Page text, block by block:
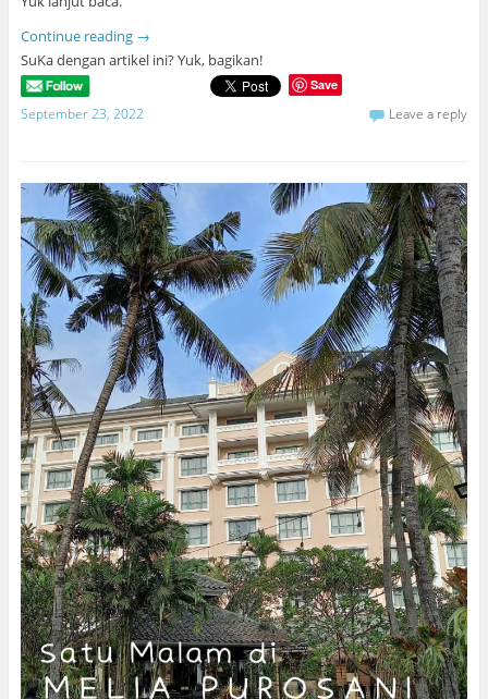
Continue reading →
SuKa dengan artikel ini? Yuk, bagikan!
Save
September 23, 2022 Leave a reply